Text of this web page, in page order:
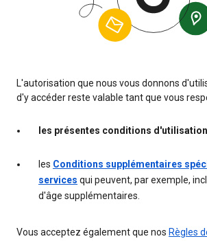
L'autorisation que nous vous donnons
d'y accéder reste valable tant que vous
les présentes conditions d'utilisation
les Conditions supplémentaires
services qui peuvent, par exemple,
d'âge supplémentaires.
Vous acceptez également que nos Règles